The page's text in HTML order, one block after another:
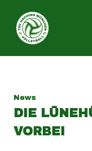
News
DIE
VORBEI